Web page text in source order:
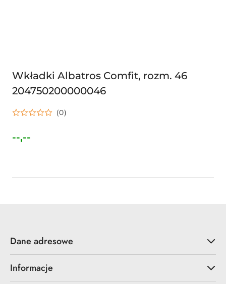
Wkładki Albatros Comfit, rozm. 46
204750200000046
(0)
Cena:
--,--
Dane adresowe
Informacje